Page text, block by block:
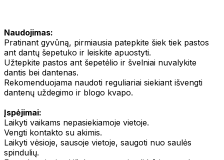
Naudojimas:
Pratinant gyvūną, pirmiausia patepkite šiek tiek pastos
ant dantų šepetuko ir leiskite apuostyti.
Užtepkite pastos ant šepetėlio ir švelniai nuvalykite
dantis bei dantenas.
Rekomenduojama naudoti reguliariai siekiant išvengti
dantenų uždegimo ir blogo kvapo.
Įspėjimai:
Laikyti vaikams nepasiekiamoje vietoje.
Vengti kontakto su akimis.
Laikyti vėsioje, sausoje vietoje, saugoti nuo saulės
spindulių.